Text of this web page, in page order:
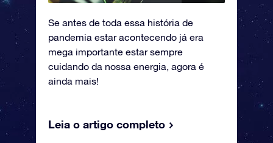
Se antes de toda essa história de
pandemia estar acontecendo já era
mega importante estar sempre
cuidando da nossa energia, agora é
ainda mais!
Leia o artigo completo